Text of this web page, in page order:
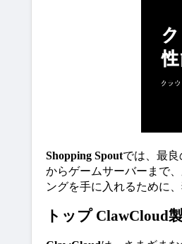
Shopping Spoutでは、最良
からゲームサーバーまで
ングを手に入れるために
トップ ClawCloud